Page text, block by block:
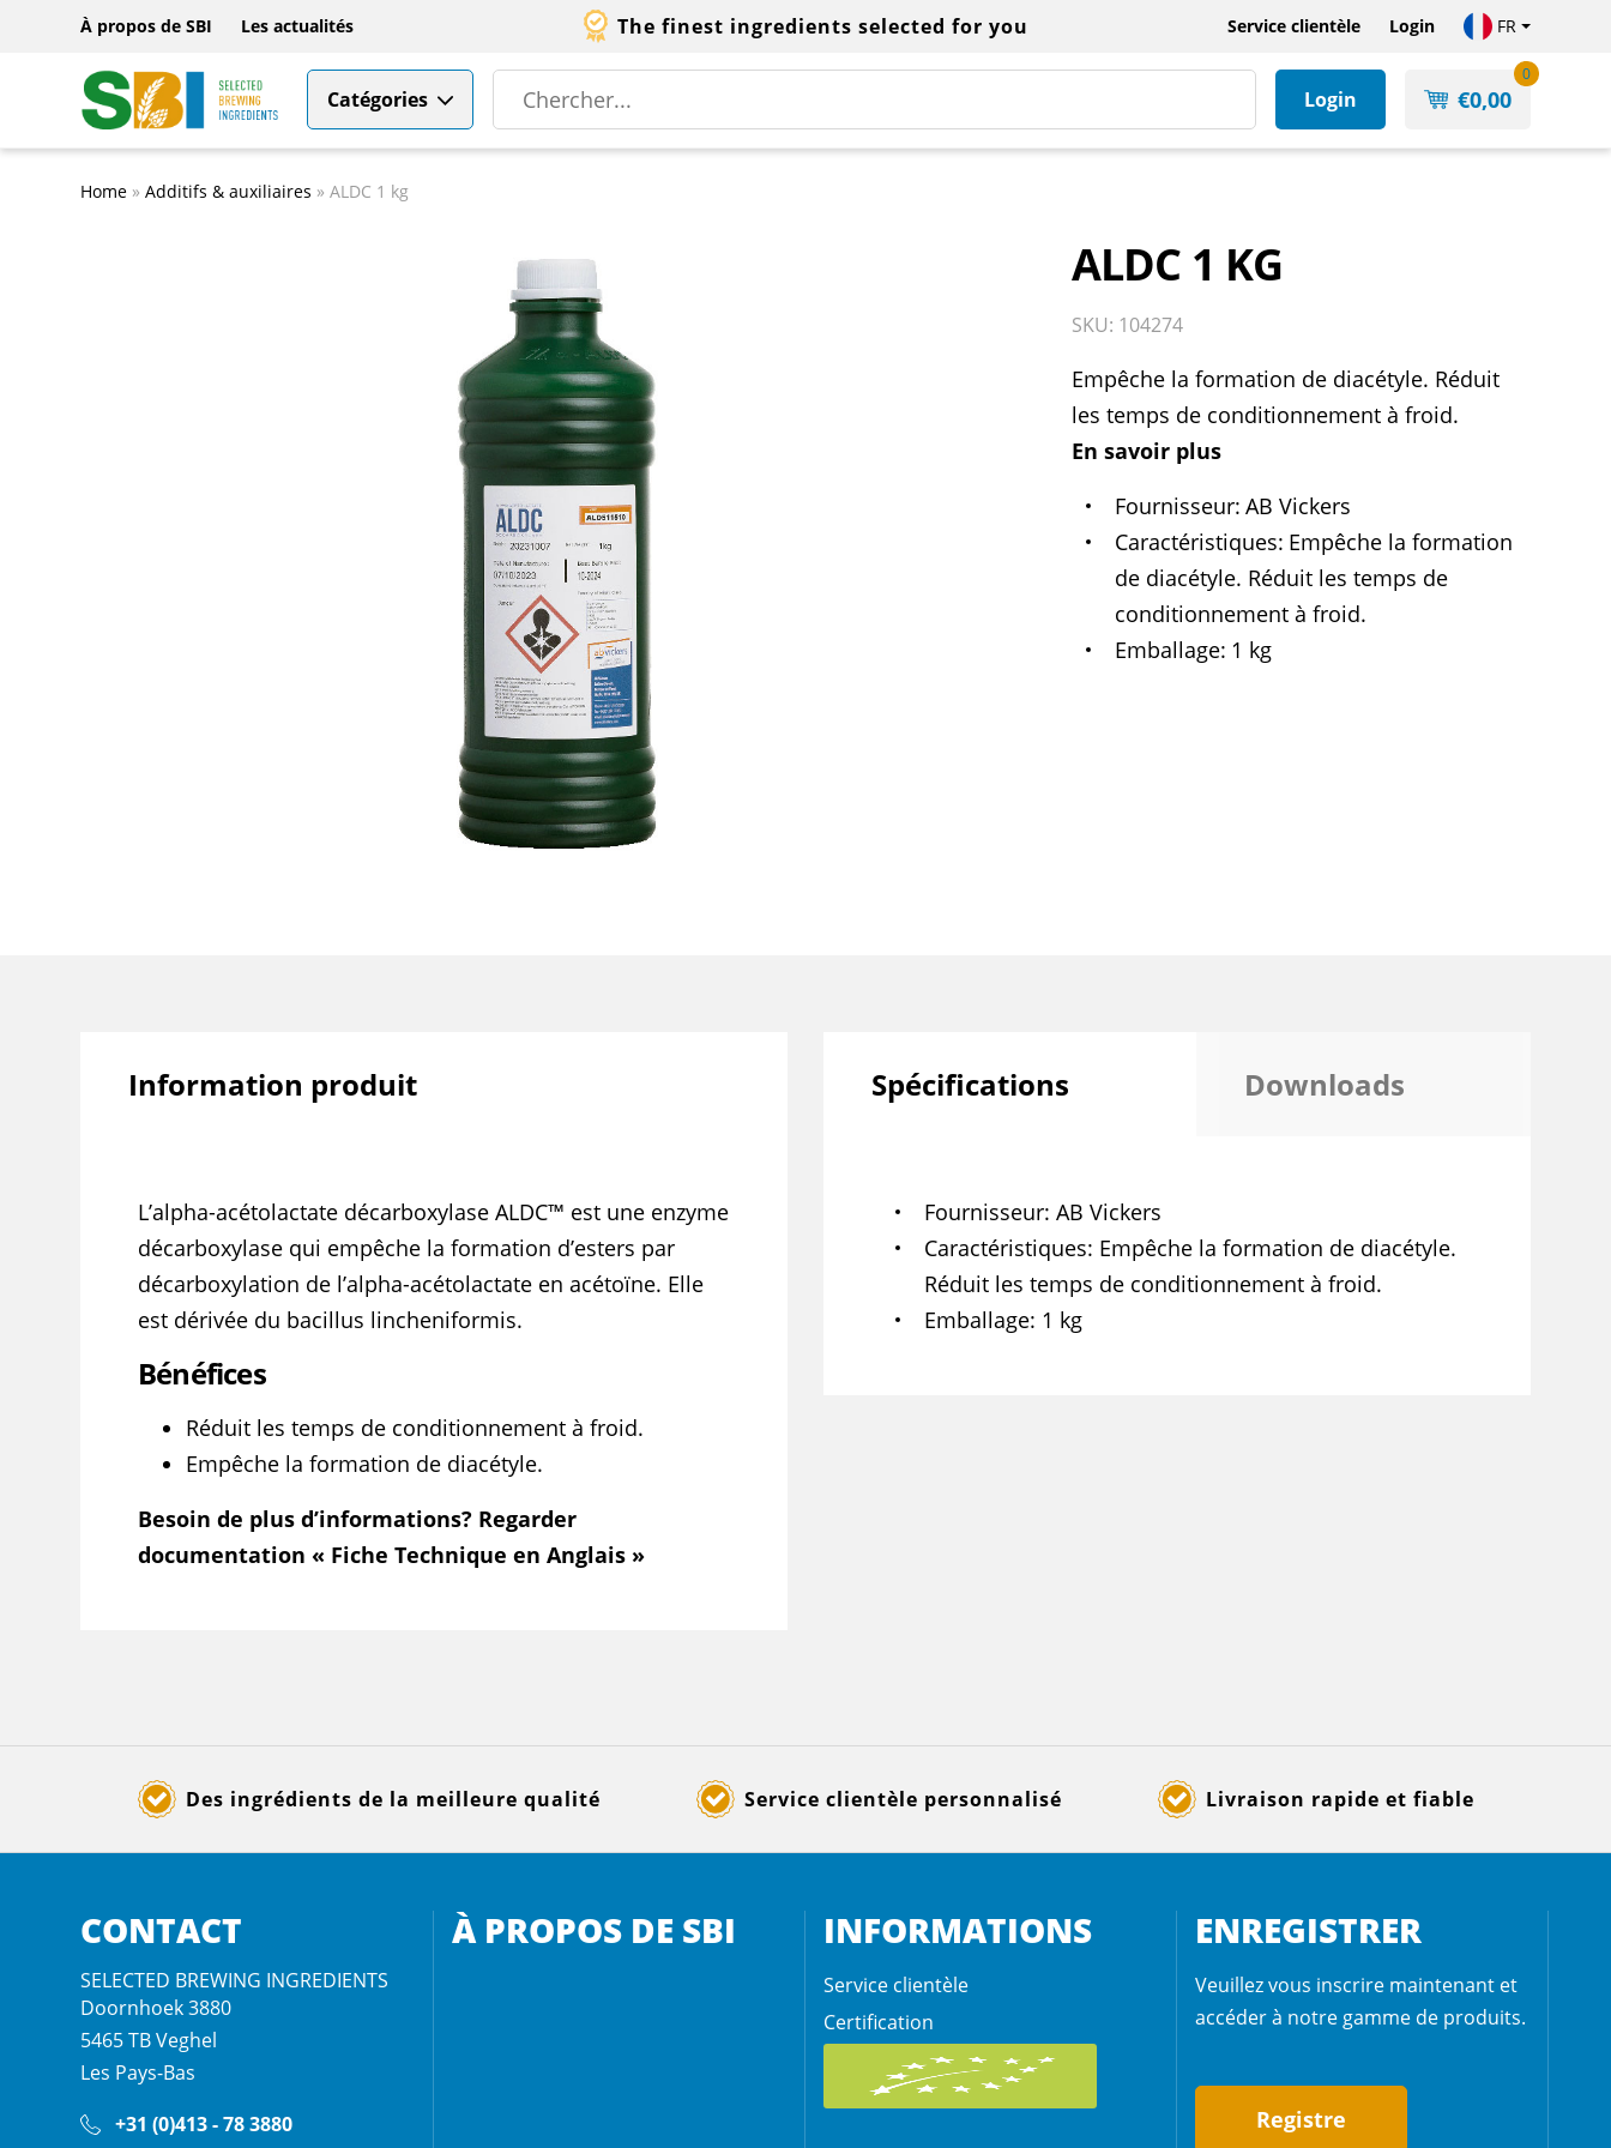
À propos de SBI Les actualités The finest ingredients selected for you Service clientèle Login FR
Catégories Login €0,00
0
Home » Additifs & auxiliaires » ALDC 1 kg
ALDC 1 KG
SKU: 104274
Empêche la formation de diacétyle. Réduit
les temps de conditionnement à froid.
En savoir plus
Fournisseur AB Vickers
Caractéristiques Empêche la formation
de diacétyle. Réduit les temps de
conditionnement à froid.
Emballage 1 kg
Information produit
L’alpha-acétolactate décarboxylase ALDC™ est une enzyme
décarboxylase qui empêche la formation d’esters par
décarboxylation de l’alpha-acétolactate en acétoïne. Elle
est dérivée du bacillus lincheniformis.
Bénéfices
Réduit les temps de conditionnement à froid.
Empêche la formation de diacétyle.
Besoin de plus d’informations? Regarder
documentation « Fiche Technique en Anglais »
Spécifications Downloads
Fournisseur AB Vickers
Caractéristiques Empêche la formation de diacétyle.
Réduit les temps de conditionnement à froid.
Emballage 1 kg
Des ingrédients de la meilleure qualité Service clientèle personnalisé Livraison rapide et fiable
CONTACT
SELECTED BREWING INGREDIENTS
Doornhoek 3880
5465 TBVeghel
Les Pays-Bas
+31 (0)413 - 78 3880
À PROPOS DE SBI INFORMATIONS
Service clientèle
Certification
ENREGISTRER
Veuillez vous inscrire maintenant et
accéder à notre gamme de produits.
Registre